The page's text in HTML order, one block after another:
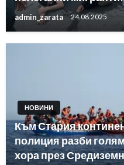
admin_zarata 24.08.2025
НОВИНИ
Към Стария
полиция разби
хора през